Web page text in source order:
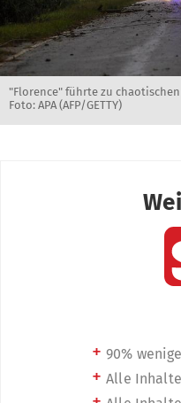
"Florence" führte zu
Foto: APA (AFP/GETTY)